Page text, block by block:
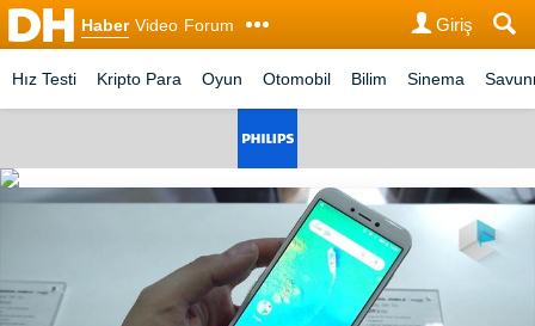
Haber Video Forum Giriş
Hız Testi Kripto Para Oyun Otomobil Bilim Sinema